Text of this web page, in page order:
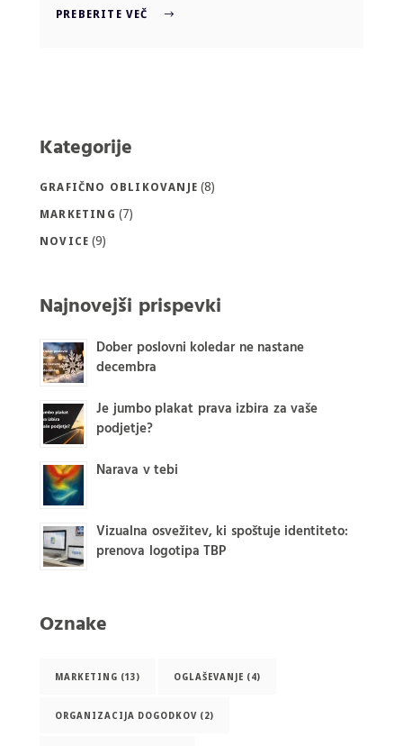
PREBERITE VEČ
Kategorije
GRAFIČNO OBLIKOVANJE (8)
MARKETING (7)
NOVICE (9)
Najnovejši prispevki
Dober poslovni koledar ne nastane
decembra
Je jumbo plakat prava izbira za vaše
podjetje?
Narava v tebi
Vizualna osvežitev, ki spoštuje identiteto:
prenova logotipa TBP
Oznake
MARKETING (13) OGLAŠEVANJE (4)
ORGANIZACIJA DOGODKOV (2)